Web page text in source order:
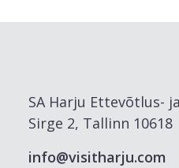
SA Harju Ettevõtlus-
Sirge 2, Tallinn 10618
info@visitharju.com